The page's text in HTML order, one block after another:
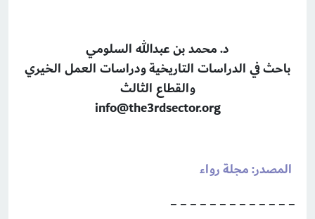
د. محمد بن عبدالله السلومي
باحث في الدراسات التاريخية ودراسات العمل الخيري
والقطاع الثالث
info@the3rdsector.org
المصدر: مجلة رواء
_ _ _ _ _ _ _ _ _ _ _ _ _